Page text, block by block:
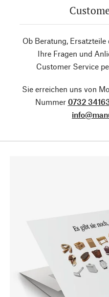
Ob Beratung,
Ihre Fragen und
Customer Service
Sie erreichen uns von
Nummer 0732